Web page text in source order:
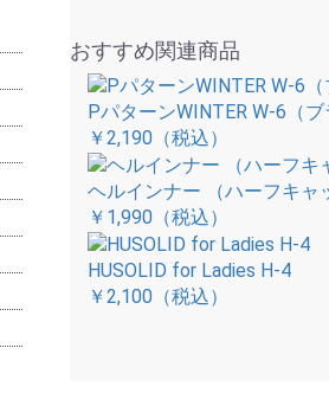
おすすめ関連商品
PパターンWINTER W-6（ブ
￥2,190（税込）
ヘルインナー （ハーフキャ
￥1,990（税込）
HUSOLID for Ladies H-4
￥2,100（税込）